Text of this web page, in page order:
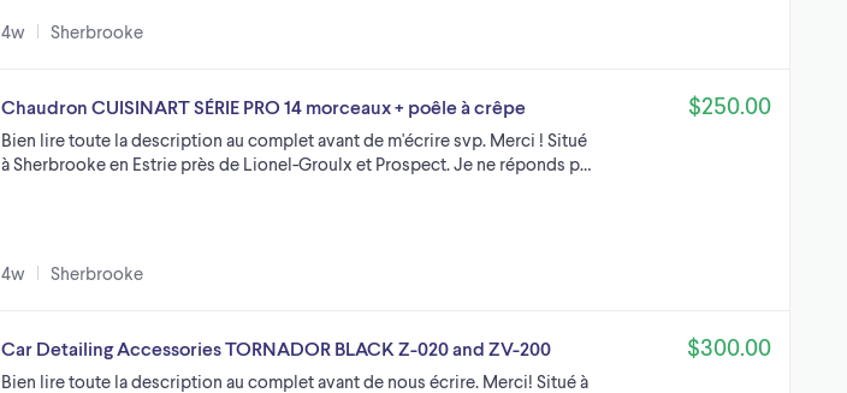
4w Sherbrooke
Chaudron CUISINART SÉRIE PRO 14 morceaux + poêle à crêpe
Bien lire toute la description au complet avant de m'écrire svp. Merci ! Situé
à Sherbrooke en Estrie près de Lionel-Groulx et Prospect. Je ne réponds p…
4w Sherbrooke
$250.00
Car Detailing Accessories TORNADOR BLACK Z-020 and ZV-200
Bien lire toute la description au complet avant de nous écrire. Merci! Situé à
$300.00